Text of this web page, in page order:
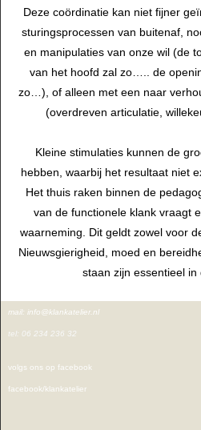
Deze coördinatie kan niet fijner
sturingsprocessen van buitenaf,
en manipulaties van onze wil (de
van het hoofd zal zo….. de
zo…), of alleen met een naar
(overdreven articulatie,
Kleine stimulaties kunnen de
hebben, waarbij het resultaat niet
Het thuis raken binnen de
van de functionele klank vraagt
waarneming. Dit geldt zowel voor
Nieuwsgierigheid, moed en
staan zijn essentieel
mail: info@klankatelier.nl
tel: 06 234 236 32
volgs ons op facebook
facebook/klankatelier